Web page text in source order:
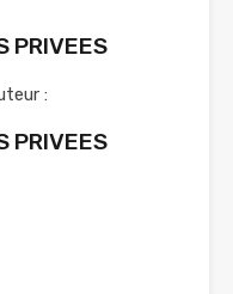
PRIVEES
:
PRIVEES